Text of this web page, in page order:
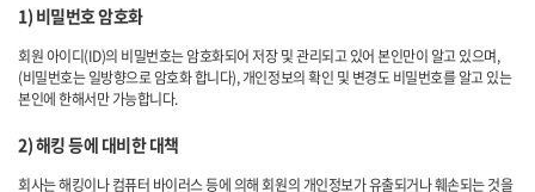
1) 비밀번호 암호화
회원 아이디(ID)의 비밀번호는 암호화되어 저장 및 관리되고 있어 본인만이 알고 있으며,
(비밀번호는 일방향으로 암호화 합니다), 개인정보의 확인 및 변경도 비밀번호를 알고 있는
본인에 한해서만 가능합니다.
2) 해킹 등에 대비한 대책
회사는 해킹이나 컴퓨터 바이러스 등에 의해 회원의 개인정보가 유출되거나 훼손되는 것을